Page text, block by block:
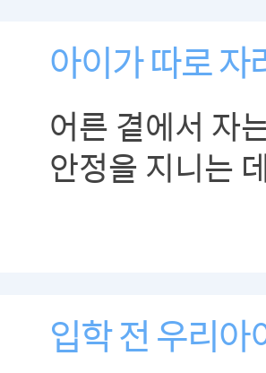
아이가 따로
어른 곁에서 자
안정을 지니는
입학 전 우리